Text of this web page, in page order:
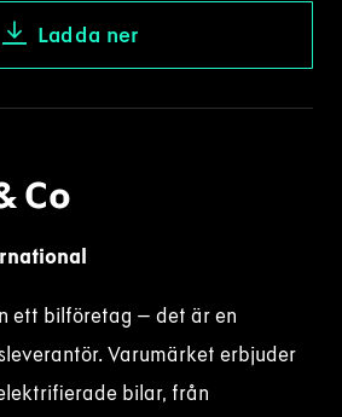
Ladda ner
Co
ett bilföretag – det är en
Varumärket erbjuder
bilar, från